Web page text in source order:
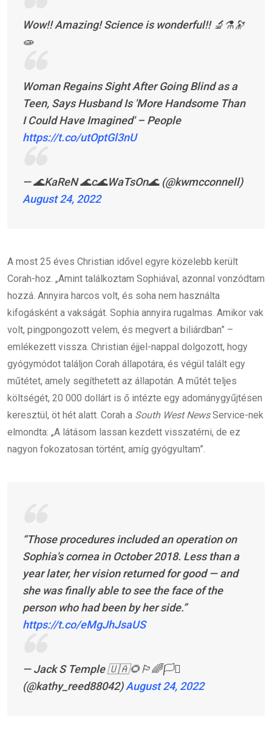
Wow!! Amazing! Science is wonderful!! 🔬⚗️🔭
🧫
Woman Regains Sight After Going Blind as a
Teen, Says Husband Is 'More Handsome Than
I Could Have Imagined' – People
https://t.co/utOptGl3nU
— 🌊KaReN 🌊c🌊WaTsOn🌊 (@kwmcconnell)
August 24, 2022
A most 25 éves Christian idővel egyre közelebb került
Corah-hoz. „Amint találkoztam Sophiával, azonnal vonzódtam
hozzá. Annyira harcos volt, és soha nem használta
kifogásként a vakságát. Sophia annyira rugalmas. Amikor vak
volt, pingpongozott velem, és megvert a biliárdban” –
emlékezett vissza. Christian éjjel-nappal dolgozott, hogy
gyógymódot találjon Corah állapotára, és végül talált egy
műtétet, amely segíthetett az állapotán. A műtét teljes
költségét, 20 000 dollárt is ő intézte egy adománygyűjtésen
keresztül, öt hét alatt. Corah a South West NewsService-nek
elmondta: „A látásom lassan kezdett visszatérni, de ez
nagyon fokozatosan történt, amíg gyógyultam”.
“Those procedures included an operation on
Sophia's cornea in October 2018. Less than a
year later, her vision returned for good — and
she was finally able to see the face of the
person who had been by her side.”
https://t.co/eMgJhJsaUS
— Jack S Temple 🇺🇦🌻🏳️‍🌈🏳️‍⚧️
(@kathy_reed88042)August 24, 2022